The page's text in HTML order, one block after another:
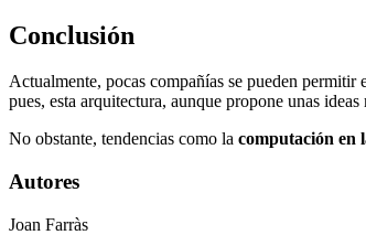
Conclusión
Actualmente, pocas compañías se pueden
pues, esta arquitectura, aunque propone unas
No obstante, tendencias como la computación en
Autores
Joan Farràs